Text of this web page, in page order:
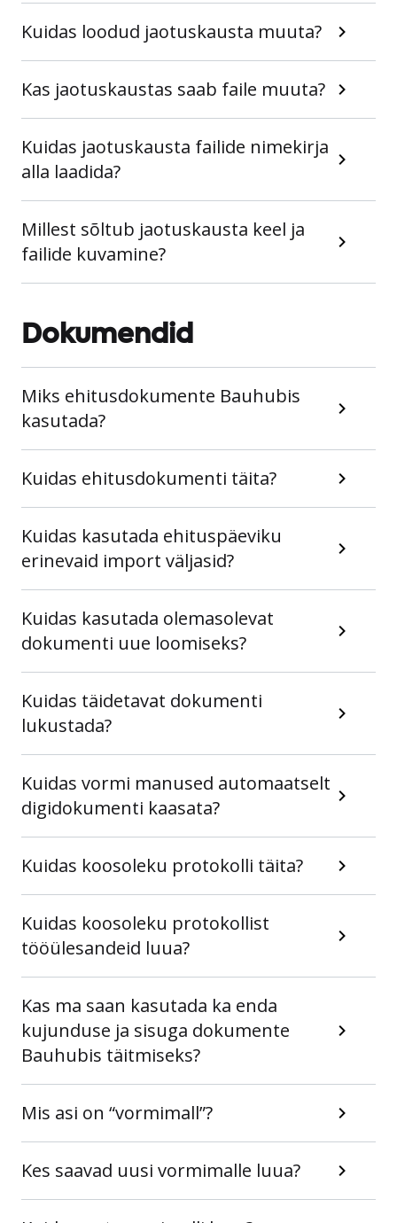
Kuidas loodud jaotuskausta muuta?
Kas jaotuskaustas saab faile muuta?
Kuidas jaotuskausta failide nimekirja
alla laadida?
Millest sõltub jaotuskausta keel ja
failide kuvamine?
Dokumendid
Miks ehitusdokumente Bauhubis
kasutada?
Kuidas ehitusdokumenti täita?
Kuidas kasutada ehituspäeviku
erinevaid import väljasid?
Kuidas kasutada olemasolevat
dokumenti uue loomiseks?
Kuidas täidetavat dokumenti
lukustada?
Kuidas vormi manused automaatselt
digidokumenti kaasata?
Kuidas koosoleku protokolli täita?
Kuidas koosoleku protokollist
tööülesandeid luua?
Kas ma saan kasutada ka enda
kujunduse ja sisuga dokumente
Bauhubis täitmiseks?
Mis asi on “vormimall”?
Kes saavad uusi vormimalle luua?